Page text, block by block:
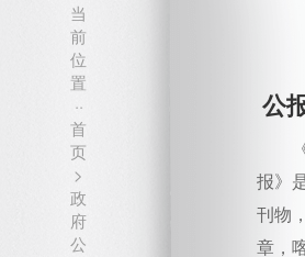
当
前
位
置
··
首
页
>
政
府
公
公
《
报》
刊物
章，